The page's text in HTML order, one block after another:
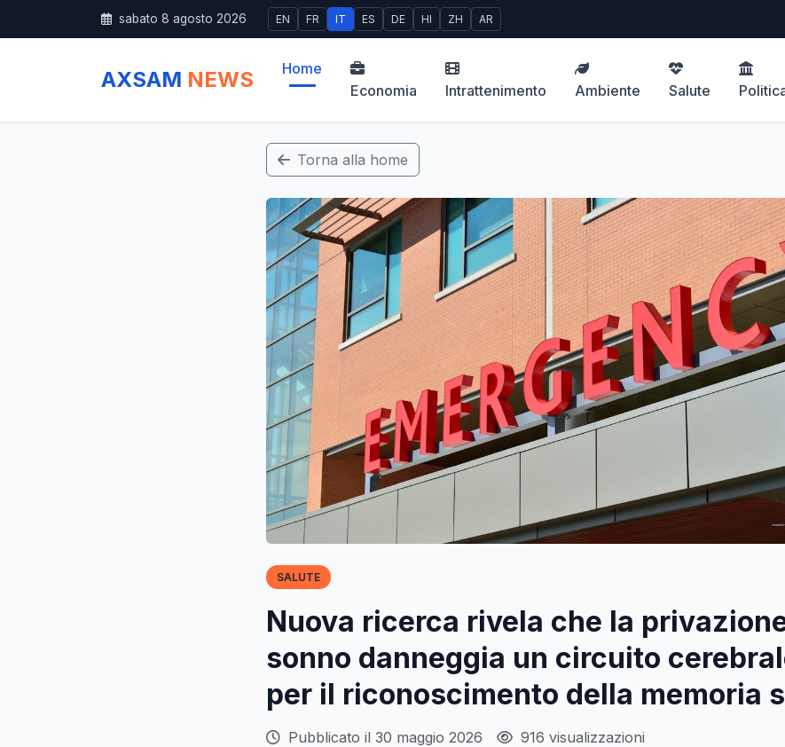
sabato 8 agosto 2026 EN FR IT ES DE HI ZH AR
AXSAM NEWS
Home
Economia
Intrattenimento Ambiente Salute
Torna alla home
SALUTE
Nuova ricerca rivela che la
sonno danneggia un circuito
per il riconoscimento della memoria
Pubblicato il 30 maggio 2026 916 visualizzazioni